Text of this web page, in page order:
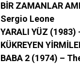
BİR ZAMANLAR
Sergio Leone
YARALI YÜZ
KÜKREYEN
BABA 2 (1974) –